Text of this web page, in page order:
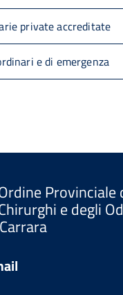
private accreditate
e di emergenza
Provinciale
e degli